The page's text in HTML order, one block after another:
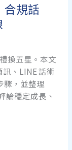
合規話
換五星。本文
、LINE 話術
驟，並整理
論穩定成長、